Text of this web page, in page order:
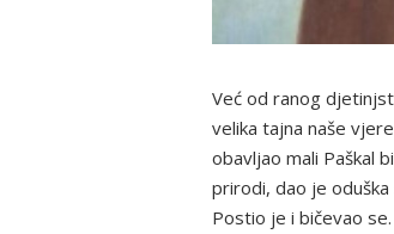
Već od ranog
velika tajna naše
obavljao mali Paškal
prirodi, dao je
Postio je i bičevao